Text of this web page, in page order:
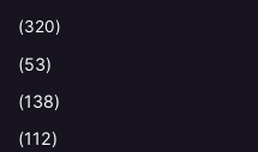
(320)
(53)
(138)
(112)